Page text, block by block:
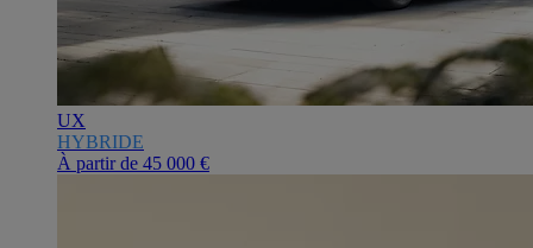
UX
HYBRIDE
À partir de 45 000 €